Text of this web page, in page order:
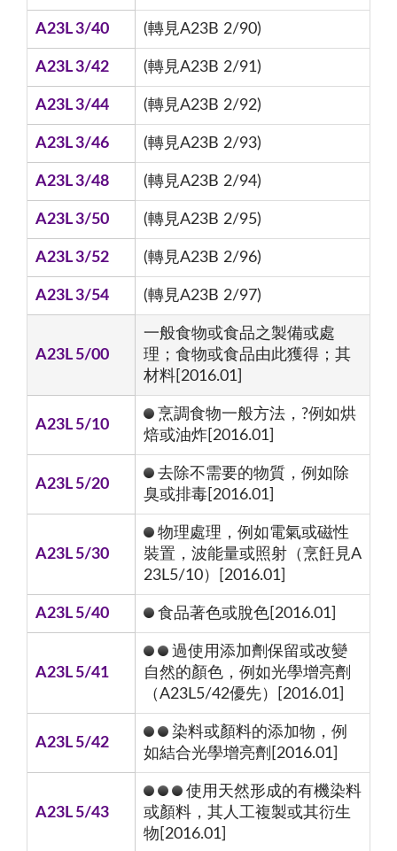
A23L 3/40 (轉見A23B 2/90)
A23L 3/42 (轉見A23B 2/91)
A23L 3/44 (轉見A23B 2/92)
A23L 3/46 (轉見A23B 2/93)
A23L 3/48 (轉見A23B 2/94)
A23L 3/50 (轉見A23B 2/95)
A23L 3/52 (轉見A23B 2/96)
A23L 3/54 (轉見A23B 2/97)
A23L 5/00
一般食物或食品之製備或處
理；食物或食品由此獲得；其
材料[2016.01]
A23L 5/10
烹調食物一般方法，?例如烘
焙或油炸[2016.01]
A23L 5/20
去除不需要的物質，例如除
臭或排毒[2016.01]
A23L 5/30
物理處理，例如電氣或磁性
裝置，波能量或照射（烹飪見A
23L5/10）[2016.01]
A23L 5/40 食品著色或脫色[2016.01]
A23L 5/41
過使用添加劑保留或改變
自然的顏色，例如光學增亮劑
（A23L5/42優先）[2016.01]
A23L 5/42
染料或顏料的添加物，例
如結合光學增亮劑[2016.01]
A23L 5/43
使用天然形成的有機染料
或顏料，其人工複製或其衍生
物[2016.01]